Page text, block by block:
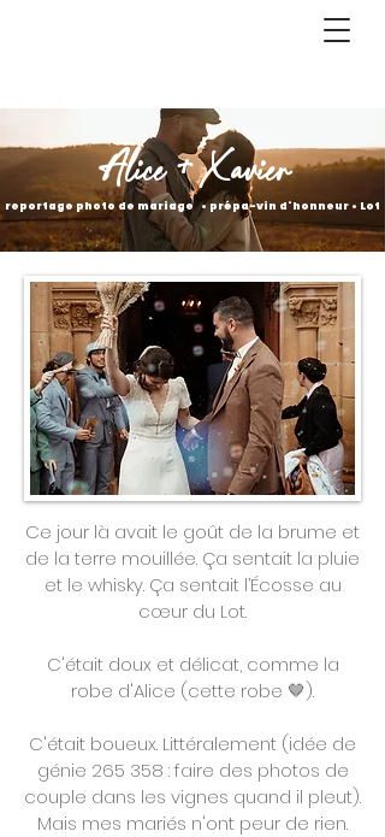
Alice + Xavier
reportage photo de mariage • prépa-vin d'honneur • Lot
Ce jour là avait le goût de la brume et
de la terre mouillée. Ça sentait la pluie
et le whisky. Ça sentait l’Écosse au
cœur du Lot.
C'était doux et délicat, comme la
robe d'Alice (cette robe 🤎).
C'était boueux. Littéralement (idée de
génie 265 358 : faire des photos de
couple dans les vignes quand il pleut).
Mais mes mariés n'ont peur de rien.